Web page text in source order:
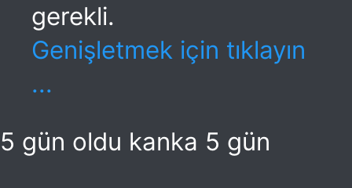
gerekli.
Genişletmek için tıklayın
...
5 gün oldu kanka 5 gün